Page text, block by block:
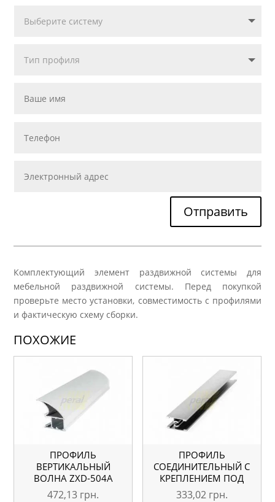
Отправить
Комплектующий элемент раздвижной системы для
мебельной раздвижной системы. Перед покупкой
проверьте место установки, совместимость с профилями
и фактическую схему сборки.
ПОХОЖИЕ
ПРОФИЛЬ
ВЕРТИКАЛЬНЫЙ
ВОЛНА ZXD-504A
СЕРЕБРО L=5.1М
472,13 грн.
ПРОФИЛЬ
СОЕДИНИТЕЛЬНЫЙ С
КРЕПЛЕНИЕМ ПОД
ВИНТ TY-003 СЕРЕБРО
333,02 грн.